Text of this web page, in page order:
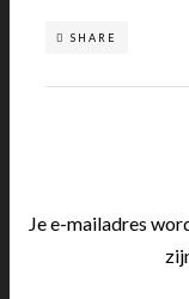
SHARE
Je e-mailadres